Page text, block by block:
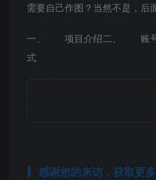
需要自己作图？当然不是，后
一、 项目介绍二、 账
式
感谢您的来访，获取更